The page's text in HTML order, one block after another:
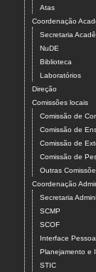
Atas
Coordenação
Secretaria
NuDE
Biblioteca
Laboratórios
Direção
Comissões locais
Comissão de
Comissão de
Comissão de
Comissão de
Outras
Coordenação
Secretaria
SCMP
SCOF
Interface Pessoal
Planejamento e
STIC